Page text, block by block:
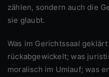
zählen, sondern auch die
sie glaubt.
Was im Gerichtssaal geklärt wird, wird im Internet nicht
rückabgewickelt; was
moralisch im Umlauf; was